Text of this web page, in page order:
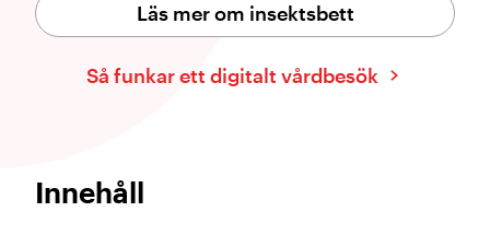
Läs mer om insektsbett
Så funkar ett digitalt vårdbesök
Innehåll